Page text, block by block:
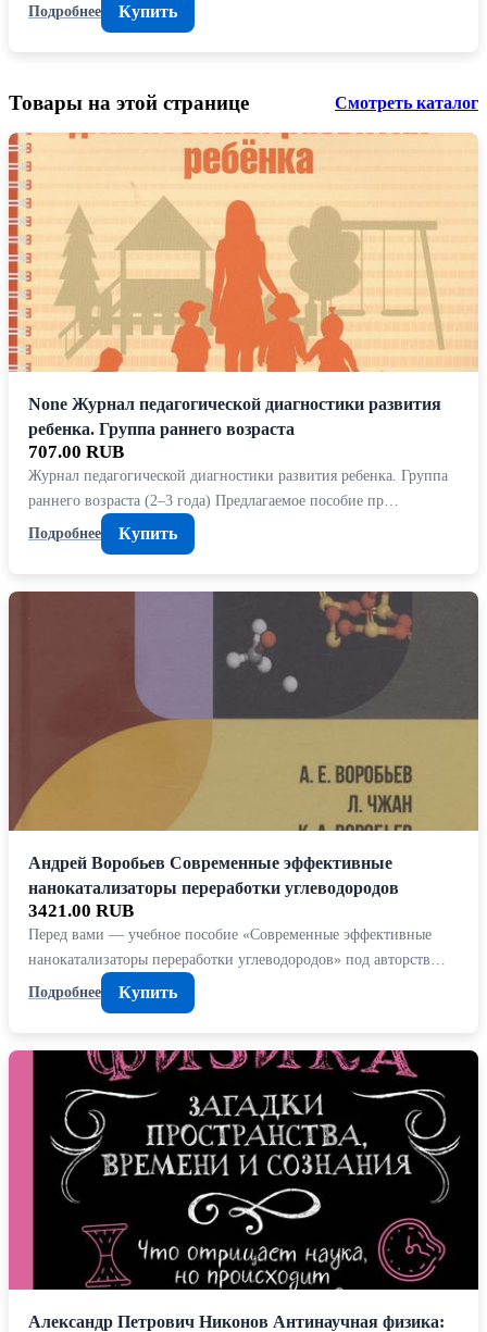
Подробнее Купить
Товары на этой странице Смотреть каталог
None Журнал педагогической диагностики развития
ребенка. Группа раннего возраста
707.00 RUB
Журнал педагогической диагностики развития ребенка. Группа
раннего возраста (2–3 года) Предлагаемое пособие пр…
Подробнее
Купить
Андрей Воробьев Современные эффективные
нанокатализаторы переработки углеводородов
3421.00 RUB
Перед вами — учебное пособие «Современные эффективные
нанокатализаторы переработки углеводородов» под авторств…
Подробнее
Купить
Александр Петрович Никонов Антинаучная физика: